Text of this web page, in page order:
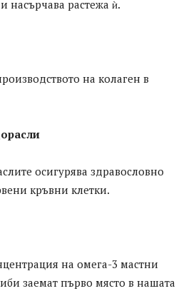
насърчава растежа ѝ.
на колаген в
осигурява здравословно
кръвни клетки.
на омега-3 мастни
заемат първо място в нашата